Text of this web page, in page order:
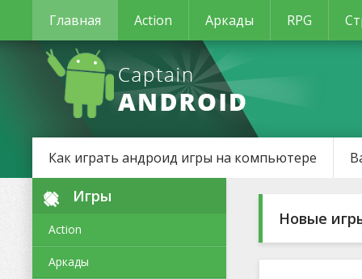
Главная Action Аркады RPG
Как играть андроид игры на компьютере
Игры
Action
Аркады
Новые